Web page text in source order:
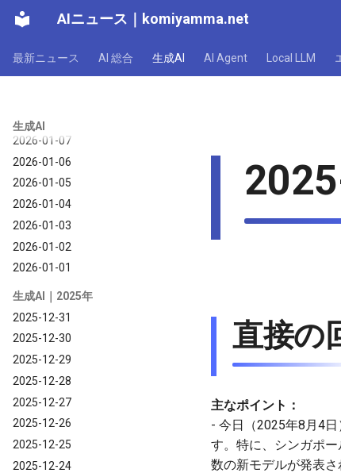
AIニュース komiyamma.net
最新ニュース AI 総合 生成AI AI Agent Local LLM
生成AI
2026-01-13
2026-01-11
2026-01-10
2026-01-08
2026-01-07
2026-01-06
2026-01-05
2026-01-04
2026-01-03
2026-01-02
2026-01-01
生成AI｜2025年
2025-12-31
2025-12-30
2025-12-29
2025-12-28
2025-12-27
2025-12-26
2025-12-25
2025-12-24
直接の
主なポイント：
- 今日（2025年8月4
す。特に、シンガポ
数の新モデルが発表さ